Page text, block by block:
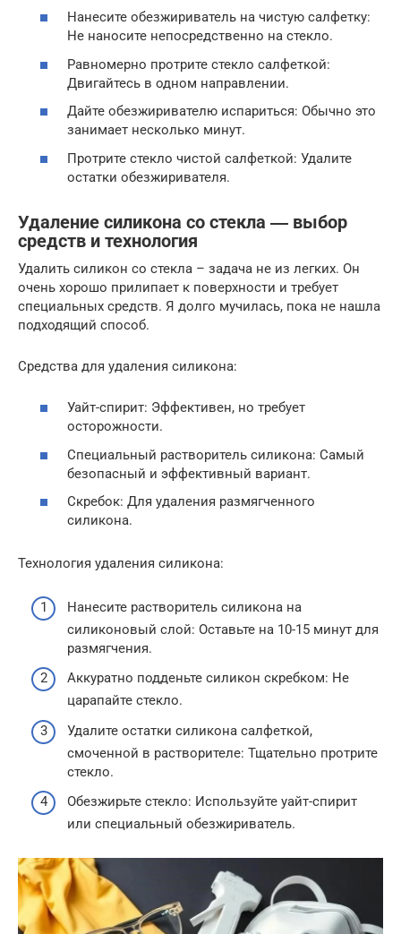
Нанесите обезжириватель на чистую салфетку:
Не наносите непосредственно на стекло.
Равномерно протрите стекло салфеткой:
Двигайтесь в одном направлении.
Дайте обезжиривателю испариться: Обычно это
занимает несколько минут.
Протрите стекло чистой салфеткой: Удалите
остатки обезжиривателя.
Удаление силикона со стекла ― выбор
средств и технология
Удалить силикон со стекла – задача не из легких. Он
очень хорошо прилипает к поверхности и требует
специальных средств. Я долго мучилась, пока не нашла
подходящий способ.
Средства для удаления силикона:
Уайт-спирит: Эффективен, но требует
осторожности.
Специальный растворитель силикона: Самый
безопасный и эффективный вариант.
Скребок: Для удаления размягченного
силикона.
Технология удаления силикона:
Нанесите растворитель силикона на
силиконовый слой: Оставьте на 10-15 минут для
размягчения.
Аккуратно подденьте силикон скребком: Не
царапайте стекло.
Удалите остатки силикона салфеткой,
смоченной в растворителе: Тщательно протрите
стекло.
Обезжирьте стекло: Используйте уайт-спирит
или специальный обезжириватель.